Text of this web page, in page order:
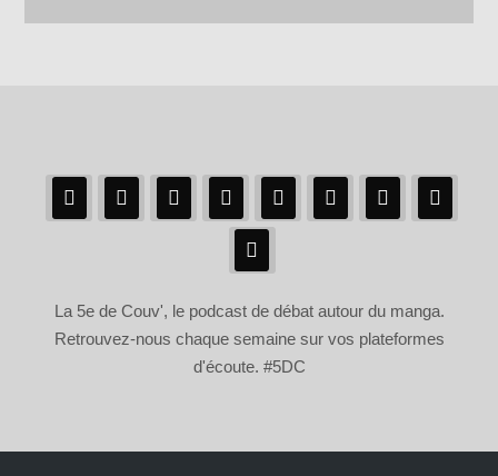
La 5e de Couv', le podcast de débat autour du manga.
Retrouvez-nous chaque semaine sur vos plateformes
d'écoute. #5DC